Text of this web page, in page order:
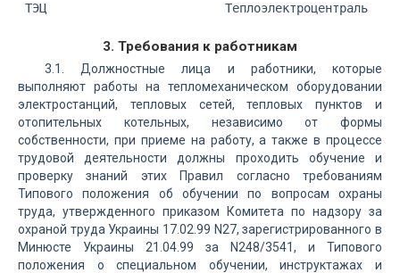
ТЭЦ                         Теплоэлектроцентраль
3. Требования к работникам
3.1. Должностные лица и работники, которые
выполняют работы на тепломеханическом оборудовании
электростанций, тепловых сетей, тепловых пунктов и
отопительных котельных, независимо от формы
собственности, при приеме на работу, а также в процессе
трудовой деятельности должны проходить обучение и
проверку знаний этих Правил согласно требованиям
Типового положения об обучении по вопросам охраны
труда, утвержденного приказом Комитета по надзору за
охраной труда Украины 17.02.99 N27, зарегистрированного в
Минюсте Украины 21.04.99 за N248/3541, и Типового
положения о специальном обучении, инструктажах и